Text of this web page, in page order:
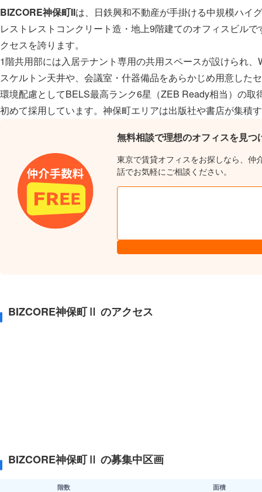
BIZCORE神保町IIは、日鉄興和不動産が手掛ける中規模ハイ
レストレストコンクリート造・地上9階建てのオフィスビル
クセスを誇ります。
1階共用部には入居テナント専用の共用スペースが設けられ
スケルトン天井や、会議室・什器備品をあらかじめ用意した
環境配慮としてBELS最高ランク6星（ZEB Ready相当）の
初めて採用しています。神保町エリアは出版社や書店が集積
無料相談で理想のオフィスを見つ
東京で賃貸オフィスをお探しなら、仲
話でお気軽にご相談ください。
BIZCORE神保町Ⅱ のアクセス
BIZCORE神保町Ⅱ の募集中区画
階数 面積